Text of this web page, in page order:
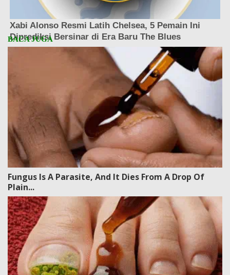
Fungus Is A Parasite, And It Dies From A Drop Of
Plain...